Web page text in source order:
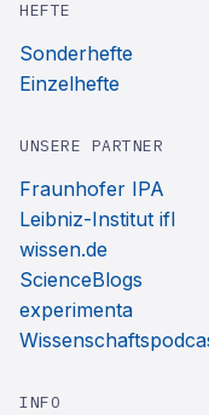
HEFTE
Sonderhefte
Einzelhefte
UNSERE PARTNER
Fraunhofer IPA
Leibniz-Institut ifl
wissen.de
ScienceBlogs
experimenta
INFO